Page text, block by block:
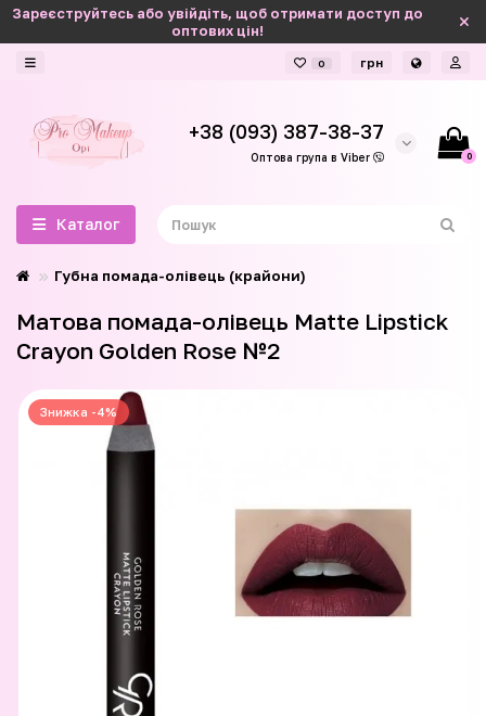
Зареєструйтесь або увійдіть, щоб отримати доступ до
оптових цін!
0 грн
+38 (093) 387-38-37
Оптова група в Viber 0
Каталог
Губна помада-олівець (крайони)
Матова помада-олівець Matte Lipstick
Crayon Golden Rose №2
Знижка -4%